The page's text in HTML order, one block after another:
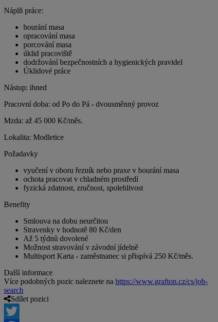
Náplň práce:
bourání masa
opracování masa
porcování masa
úklid pracoviště
dodržování bezpečnostních a hygienických pravidel
Úklidové práce
Nástup: ihned
Pracovní doba: od Po do Pá - dvousměnný provoz
Mzda: až 45 000 Kč/měs.
Lokalita: Modletice
Požadavky
vyučení v oboru řezník nebo praxe v bourání masa
ochota pracovat v chladném prostředí
fyzická zdatnost, zručnost, spolehlivost
Benefity
Smlouva na dobu neurčitou
Stravenky v hodnotě 80 Kč/den
Až 5 týdnů dovolené
Možnost stravování v závodní jídelně
Multisport Karta - zaměstnanec si přispívá 250 Kč/měs.
Další informace
Více podobných pozic naleznete na https://www.grafton.cz/cs/job-
search
Sdílet pozici